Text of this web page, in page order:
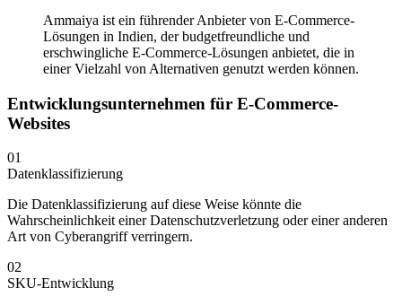
Ammaiya ist ein führender Anbieter von E-Commerce-
Lösungen in Indien, der budgetfreundliche und
erschwingliche E-Commerce-Lösungen anbietet, die in
einer Vielzahl von Alternativen genutzt werden können.
Entwicklungsunternehmen für E-Commerce-
Websites
01
Datenklassifizierung
Die Datenklassifizierung auf diese Weise könnte die
Wahrscheinlichkeit einer Datenschutzverletzung oder einer anderen
Art von Cyberangriff verringern.
02
SKU-Entwicklung